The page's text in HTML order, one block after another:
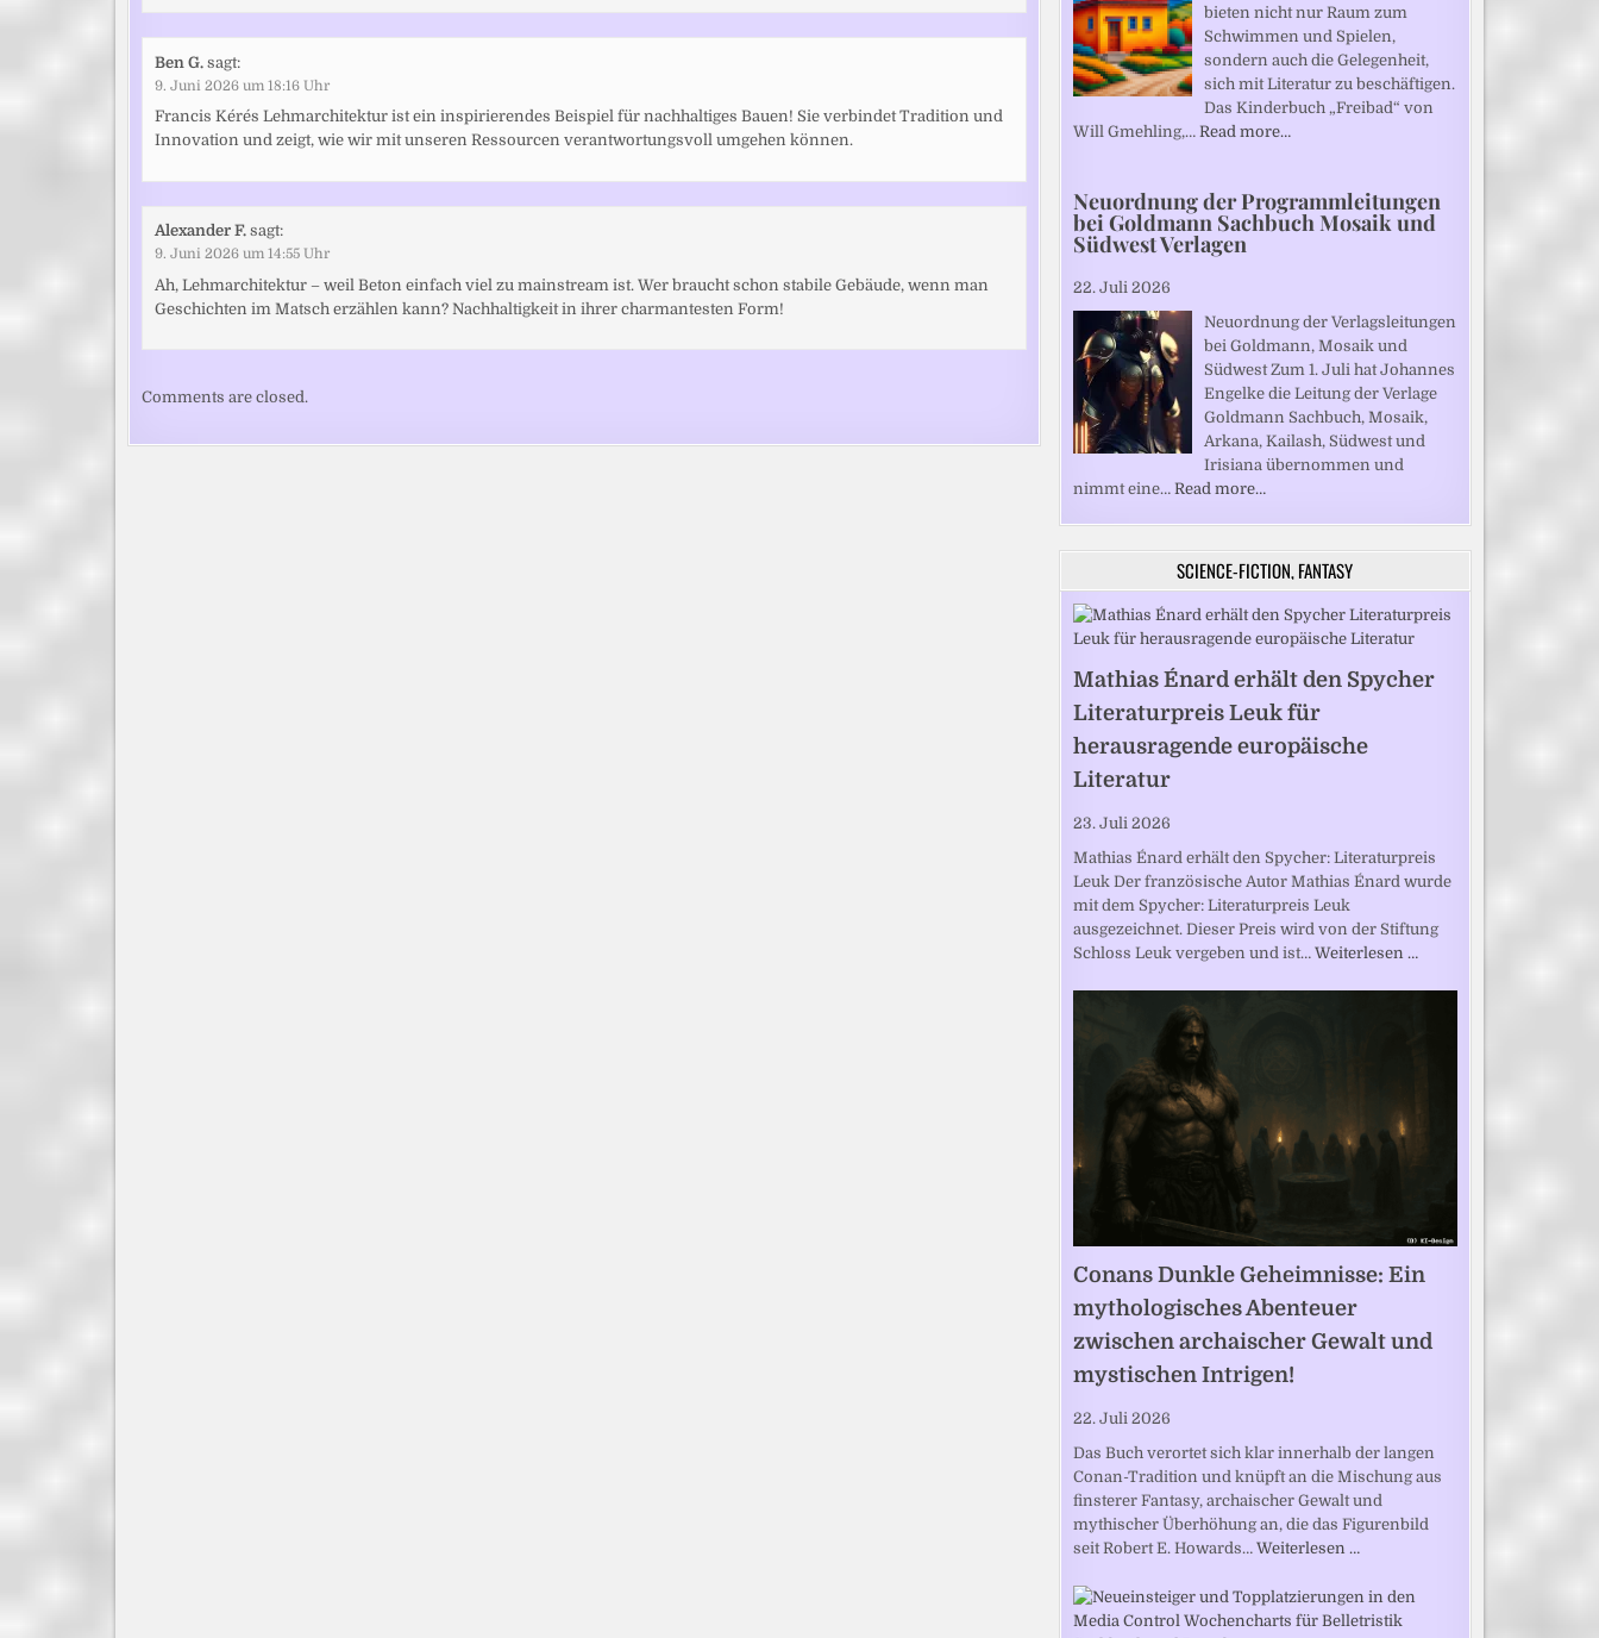
Ben G. sagt:
9. Juni 2026 um 18:16 Uhr
Francis Kérés Lehmarchitektur ist ein inspirierendes Beispiel für nachhaltiges Bauen! Sie verbindet Tradition und
Innovation und zeigt, wie wir mit unseren Ressourcen verantwortungsvoll umgehen können.
Alexander F. sagt:
9. Juni 2026 um 14:55 Uhr
Ah, Lehmarchitektur – weil Beton einfach viel zu mainstream ist. Wer braucht schon stabile Gebäude, wenn man
Geschichten im Matsch erzählen kann? Nachhaltigkeit in ihrer charmantesten Form!
Comments are closed.
bieten nicht nur Raum zum
Schwimmen und Spielen,
sondern auch die Gelegenheit,
sich mit Literatur zu beschäftigen.
Das Kinderbuch „Freibad“ von
Will Gmehling,… Read more…
Neuordnung der Programmleitungen
bei Goldmann Sachbuch Mosaik und
Südwest Verlagen
22. Juli 2026
Neuordnung der Verlagsleitungen
bei Goldmann, Mosaik und
Südwest Zum 1. Juli hat Johannes
Engelke die Leitung der Verlage
Goldmann Sachbuch, Mosaik,
Arkana, Kailash, Südwest und
Irisiana übernommen und
nimmt eine… Read more…
SCIENCE-FICTION, FANTASY
Mathias Énard erhält den Spycher
Literaturpreis Leuk für
herausragende europäische
Literatur
23. Juli 2026
Mathias Énard erhält den Spycher: Literaturpreis
Leuk Der französische Autor Mathias Énard wurde
mit dem Spycher: Literaturpreis Leuk
ausgezeichnet. Dieser Preis wird von der Stiftung
Schloss Leuk vergeben und ist… Weiterlesen …
Conans Dunkle Geheimnisse: Ein
mythologisches Abenteuer
zwischen archaischer Gewalt und
mystischen Intrigen!
22. Juli 2026
Das Buch verortet sich klar innerhalb der langen
Conan-Tradition und knüpft an die Mischung aus
finsterer Fantasy, archaischer Gewalt und
mythischer Überhöhung an, die das Figurenbild
seit Robert E. Howards… Weiterlesen …